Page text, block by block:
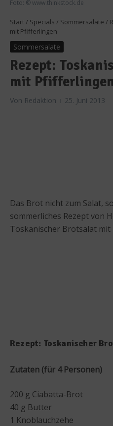
Foto: © www.thinkstock.de
Start / Specials / Sommersalate /
mit Pfifferlingen
Sommersalate
Rezept:
mit Pfifferlingen
Von Redaktion 25. Juni 2013
Das Brot nicht zum Salat,
sommerliches Rezept von
Toskanischer Brotsalat mit
Rezept: Toskanischer
Zutaten (für 4 Personen)
200 g Ciabatta-Brot
40 g Butter
1 Knoblauchzehe